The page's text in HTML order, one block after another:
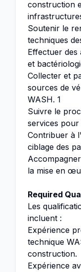
construction
Soutenir le
techniques
Effectuer des
et
Collecter et
sources de
WASH. 1
Suivre le
services pour
Contribuer à
ciblage des
la mise en
Required
Les
incluent :
Expérience
technique
construction.
Expérience